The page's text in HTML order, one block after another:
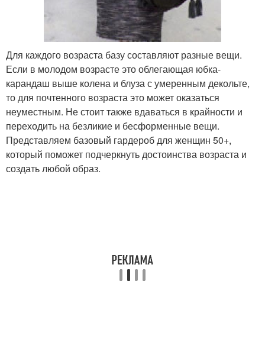
Гардероб от эвенлины Хромченко для женщин
Зрелые женщины Ветровки для женщин
Гардероб для полной
Для каждого возраста базу составляют разные вещи.
Если в молодом возрасте это облегающая юбка-
карандаш выше колена и блуза с умеренным декольте,
то для почтенного возраста это может оказаться
неуместным. Не стоит также вдаваться в крайности и
переходить на безликие и бесформенные вещи.
Представляем базовый гардероб для женщин 50+,
который поможет подчеркнуть достоинства возраста и
создать любой образ.